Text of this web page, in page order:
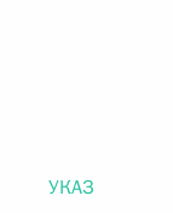
УКАЗ